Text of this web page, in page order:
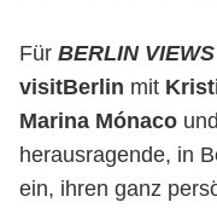
Für BERLIN VIEWS
visitBerlin mit
Marina Mónaco und
herausragende, in
ein, ihren ganz